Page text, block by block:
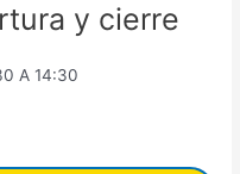
y cierre
A 14:30